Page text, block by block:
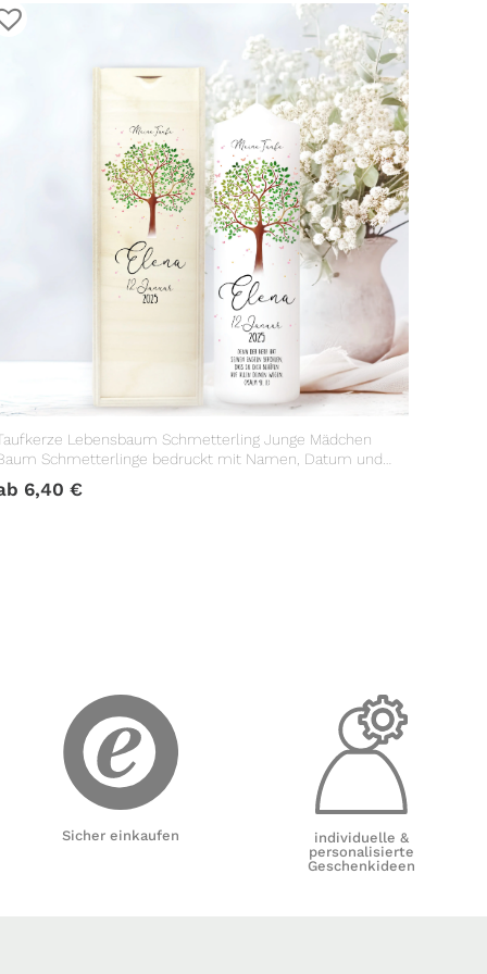
Lebensbaum Schmetterling Junge Mädchen
Schmetterlinge bedruckt mit Namen, Datum und
Taufspruch
6,40 €
Sicher einkaufen
individuelle &
personalisierte
Geschenkideen